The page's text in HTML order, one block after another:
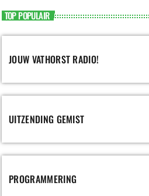
TOP POPULAIR
JOUW VATHORST RADIO!
UITZENDING GEMIST
PROGRAMMERING